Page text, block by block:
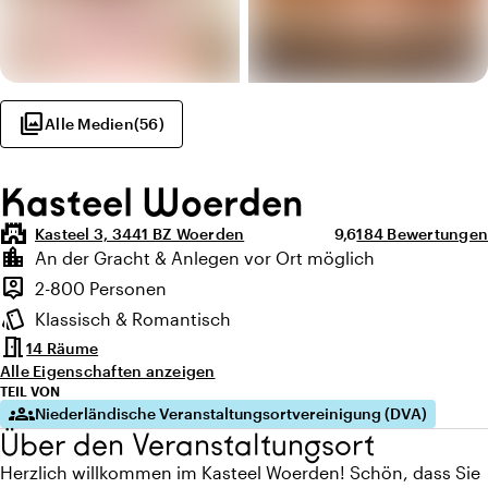
photo_libraryAlle Medien(56)
Kasteel Woerden
castle Kasteel 3, 3441 BZ Woerden Durchschnittliche
9,6Anzahl der
184 Bewertungen
Highlights
location_city
Lage und Umgebung
An der Gracht & Anlegen vor Ort möglich
person_pin
Kapazität
2-800 Personen
style
Ambiente
Klassisch & Romantisch
meeting_room14 Räume
Alle Eigenschaften anzeigen
TEIL VON
groupsNiederländische Veranstaltungsortvereinigung (DVA)
Über den Veranstaltungsort
Herzlich willkommen im Kasteel Woerden! Schön, dass Sie